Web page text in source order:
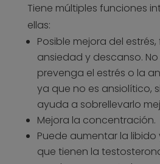
Tiene múltiples funciones
ellas:
Posible mejora del
ansiedad y descanso.
prevenga el estrés o la
ya que no es ansiolítico,
ayuda a sobrellevarlo
Mejora la concentración.
Puede aumentar la libido
que tienen la